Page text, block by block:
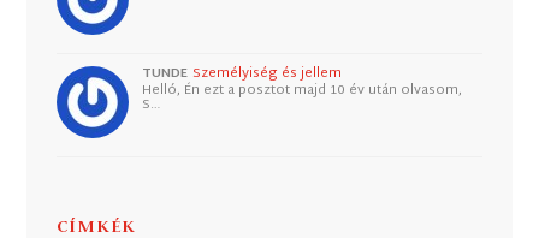
TUNDE Személyiség és jellem
Helló, Én ezt a posztot majd 10 év után olvasom,
S…
CÍMKÉK